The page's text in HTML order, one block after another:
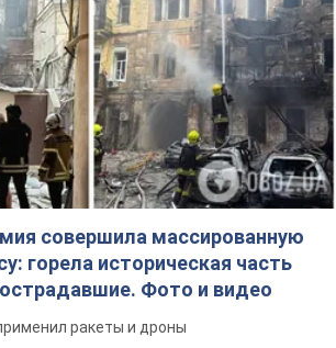
совершила массированную
горела историческая часть
Фото и видео
ракеты и дроны